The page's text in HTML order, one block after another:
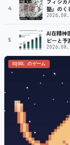
4
塾』のく
5
AI在精神
ピーと予
SQOOL のゲーム